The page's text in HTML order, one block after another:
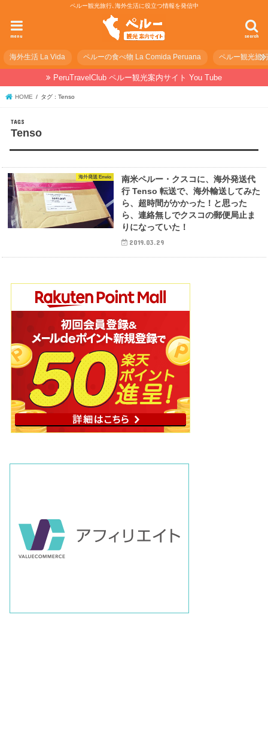
ペルー観光旅行､海外生活に役立つ情報を発信中
search
menu
海外生活 La Vida ペルーの食べ物 La Comida Peruana ペルー観光旅
PeruTravelClub ペルー観光案内サイト You Tube
HOME タグ : Tenso
Tenso
海外発送 Envío
南米ペルー・クスコに、海外発送代
行 Tenso 転送で、海外輸送してみた
ら、超時間がかかった！と思った
ら、連絡無しでクスコの郵便局止ま
りになっていた！
2019.03.29